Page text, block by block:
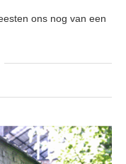
ons nog van een